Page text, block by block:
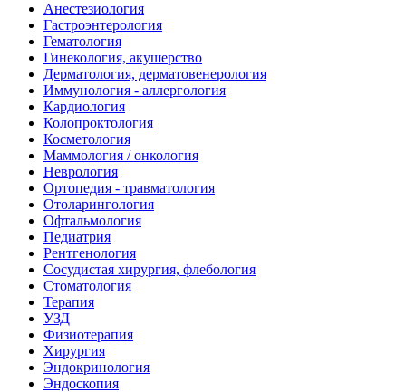
Анестезиология
Гастроэнтерология
Гематология
Гинекология, акушерство
Дерматология, дерматовенерология
Иммунология - аллергология
Кардиология
Колопроктология
Косметология
Маммология / онкология
Неврология
Ортопедия - травматология
Отоларингология
Офтальмология
Педиатрия
Рентгенология
Сосудистая хирургия, флебология
Стоматология
Терапия
УЗД
Физиотерапия
Хирургия
Эндокринология
Эндоскопия